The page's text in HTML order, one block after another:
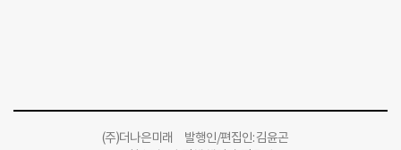
(주)더나은미래 발행인/편집인: 김윤곤